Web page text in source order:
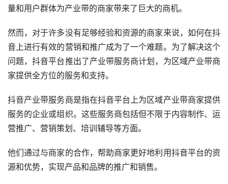
量和用户群体为产业带的商家带来了巨大的商机。
然而，对于许多没有足够经验和资源的商家来说，如何在抖
音上进行有效的营销和推广成为了一个难题。为了解决这个
问题，抖音平台推出了产业带服务商计划，为区域产业带商
家提供全方位的服务和支持。
抖音产业带服务商是指在抖音平台上为区域产业带商家提供
服务的企业或组织。这些服务商包括但不限于内容制作、运
营推广、营销策划、培训辅导等方面。
他们通过与商家的合作，帮助商家更好地利用抖音平台的资
源和优势，实现产品和品牌的推广和销售。